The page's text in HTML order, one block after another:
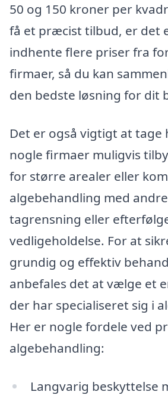
50 og 150 kroner per
få et præcist tilbud, er det
indhente flere priser fra
firmaer, så du kan
den bedste løsning for dit
Det er også vigtigt at tage
nogle firmaer muligvis
for større arealer eller
algebehandling med
tagrensning eller
vedligeholdelse. For at
grundig og effektiv
anbefales det at vælge et
der har specialiseret sig i
Her er nogle fordele ved
algebehandling:
Langvarig beskyttelse